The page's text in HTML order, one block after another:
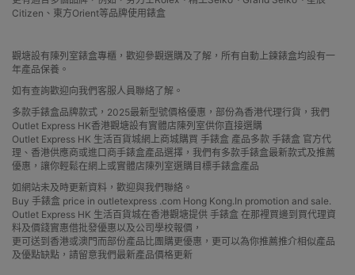
Citizen、東方Orient等品牌使用錶盒
觀塘設有陳列室錶盒專櫃，歡迎參觀選購及了解，所有自動上鍊錶盒均設有一
年產品保養。
如有查詢歡迎向我們客服人員聯絡了解。
多款手錶盒品牌款式，2025最新型號價格優惠，部份為香港代理行貨，我們
Outlet Express HK香港觀塘設有實體店陳列室供你直接選購
Outlet Express HK 生活百貨城網上商城購買 手錶盒 產品多款 手錶盒 官方代
理、香港供應商或進口商手錶盒產品選擇，我們有多款手錶盒最新款式及推薦
優惠，讓你輕鬆在網上或實體店陳列室選購目標手錶盒產品
如網站未及時更新資料，歡迎與我們聯絡。
Buy 手錶盒 price in outletexpress .com Hong Kong.In promotion and sale.
Outlet Express HK 生活百貨城在香港觀塘提供 手錶盒 在那裡買邊到買代理資
料及價錢實惠借批發優惠以及公司學校報價，
更可送到香港或澳門而部份產品比團購更優惠，更可以為你推薦推介相似產品
及優點缺點，請留意我們最新產品價格更新